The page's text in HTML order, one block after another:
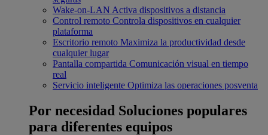
Wake-on-LAN Activa dispositivos a distancia
Control remoto Controla dispositivos en cualquier
plataforma
Escritorio remoto Maximiza la productividad desde
cualquier lugar
Pantalla compartida Comunicación visual en tiempo
real
Servicio inteligente Optimiza las operaciones posventa
Por necesidad Soluciones populares
para diferentes equipos